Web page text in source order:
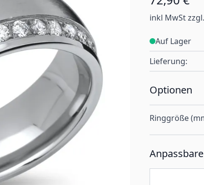
inkl MwSt
Auf Lager
Lieferung:
Optionen
Ringgröße